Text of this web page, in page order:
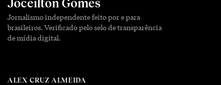
Jornalismo independente feito por e para
brasileiros. Verificado pelo selo de transparência
de mídia digital.
ALEX CRUZ ALMEIDA